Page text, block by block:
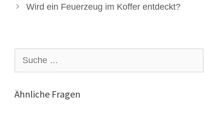
Wird ein Feuerzeug im Koffer entdeckt?
nach:
Ähnliche Fragen